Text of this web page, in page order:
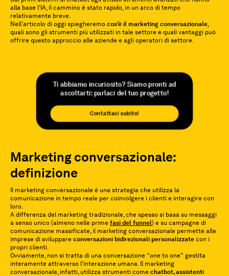
alla base l’IA, il cammino è stato rapido, in un arco di tempo
relativamente breve.
Nell’articolo di oggi spiegheremo cos’è il marketing conversazionale,
quali sono gli strumenti più utilizzati in tale settore e quali vantaggi può
offrire questo approccio alle aziende e agli operatori di settore.
Ti abbiamo incuriosito? Siamo pronti ad
ascoltarti: parlaci del tuo progetto!
Contattaci subito!
Marketing conversazionale:
definizione
Il marketing conversazionale è una strategia che utilizza la
comunicazione in tempo reale per coinvolgere i clienti e interagire con
loro.
A differenza del marketing tradizionale, che spesso si basa su messaggi
a senso unico (almeno nelle prime fasi del funnel) e su campagne di
comunicazione massificate, il marketing conversazionale permette alle
imprese di sviluppare conversazioni bidirezionali personalizzate con i
propri clienti.
Ovviamente, non si tratta di una conversazione “one to one” gestita
interamente attraverso l’interazione umana. Il marketing
conversazionale, infatti, utilizza strumenti come chatbot, assistenti